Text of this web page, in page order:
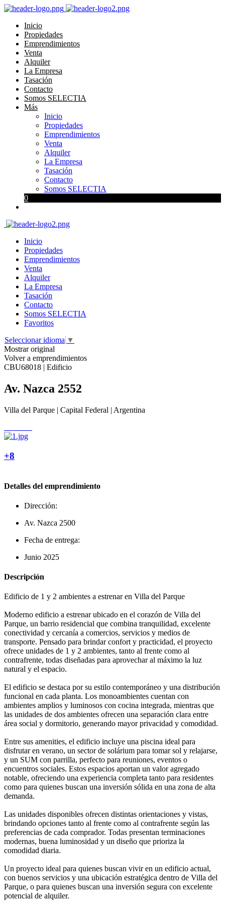
Inicio
Propiedades
Emprendimientos
Venta
Alquiler
La Empresa
Tasación
Contacto
Somos SELECTIA
Más
Inicio
Propiedades
Emprendimientos
Venta
Alquiler
La Empresa
Tasación
Contacto
Somos SELECTIA
0
Inicio
Propiedades
Emprendimientos
Venta
Alquiler
La Empresa
Tasación
Contacto
Somos SELECTIA
Favoritos
Seleccionar idioma ▼
Mostrar original
Volver a emprendimientos
CBU68018 | Edificio
Av. Nazca 2552
Villa del Parque | Capital Federal | Argentina
+8
Detalles del emprendimiento
Dirección:
Av. Nazca 2500
Fecha de entrega:
Junio 2025
Descripción
Edificio de 1 y 2 ambientes a estrenar en Villa del Parque
Moderno edificio a estrenar ubicado en el corazón de Villa del
Parque, un barrio residencial que combina tranquilidad, excelente
conectividad y cercanía a comercios, servicios y medios de
transporte. Pensado para brindar confort y practicidad, el proyecto
ofrece unidades de 1 y 2 ambientes, tanto al frente como al
contrafrente, todas diseñadas para aprovechar al máximo la luz
natural y el espacio.
El edificio se destaca por su estilo contemporáneo y una distribución
funcional en cada planta. Los monoambientes cuentan con
ambientes amplios y luminosos con cocina integrada, mientras que
las unidades de dos ambientes ofrecen una separación clara entre
área social y dormitorio, generando mayor privacidad y comodidad.
Entre sus amenities, el edificio incluye una piscina ideal para
disfrutar en verano, un sector de solárium para tomar sol y relajarse,
y un SUM con parrilla, perfecto para reuniones, eventos o
encuentros sociales. Estos espacios aportan un valor agregado
notable, ofreciendo una experiencia completa tanto para residentes
como para quienes buscan una inversión sólida en una zona de alta
demanda.
Las unidades disponibles ofrecen distintas orientaciones y vistas,
brindando opciones tanto al frente como al contrafrente según las
preferencias de cada comprador. Todas presentan terminaciones
modernas, buena luminosidad y un diseño que prioriza la
comodidad diaria.
Un proyecto ideal para quienes buscan vivir en un edificio actual,
con buenos servicios y una ubicación estratégica dentro de Villa del
Parque, o para quienes buscan una inversión segura con excelente
potencial de alquiler.